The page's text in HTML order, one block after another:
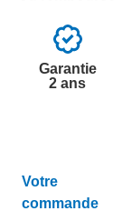
Garantie
2 ans
Votre
commande